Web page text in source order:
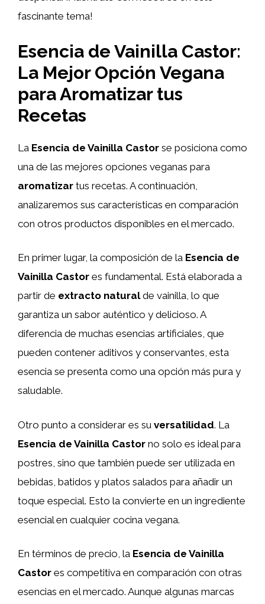
fascinante tema!
Esencia de Vainilla Castor:
La Mejor Opción Vegana
para Aromatizar tus
Recetas
La Esencia de Vainilla Castor se posiciona como
una de las mejores opciones veganas para
aromatizar tus recetas. A continuación,
analizaremos sus características en comparación
con otros productos disponibles en el mercado.
En primer lugar, la composición de la Esencia de
Vainilla Castor es fundamental. Está elaborada a
partir de extracto naturalde vainilla, lo que
garantiza un sabor auténtico y delicioso. A
diferencia de muchas esencias artificiales, que
pueden contener aditivos y conservantes, esta
esencia se presenta como una opción más pura y
saludable.
Otro punto a considerar es su versatilidad. La
Esencia de Vainilla Castor no solo es ideal para
postres, sino que también puede ser utilizada en
bebidas, batidos y platos salados para añadir un
toque especial. Esto la convierte en un ingrediente
esencial en cualquier cocina vegana.
En términos de precio, la Esencia de Vainilla
Castor es competitiva en comparación con otras
esencias en el mercado. Aunque algunas marcas